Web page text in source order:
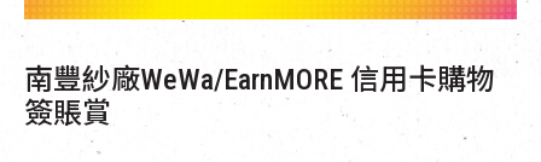
南豐紗廠WeWa/EarnMORE 信用卡購物
簽賬賞